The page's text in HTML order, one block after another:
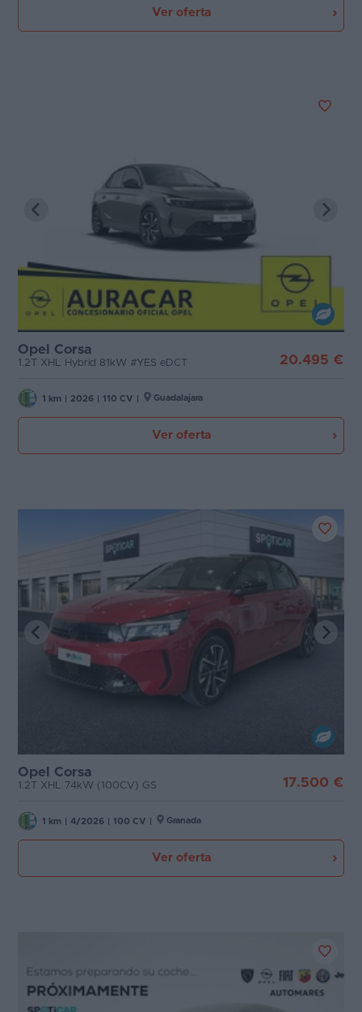
Ver oferta
Opel Corsa
1.2T XHL Hybrid 81kW #YES eDCT 20.495 €
1 km 2026 110 CV Guadalajara
Ver oferta
Opel Corsa
1.2T XHL 74kW (100CV) GS 17.500 €
1 km 4/2026 100 CV Granada
Ver oferta